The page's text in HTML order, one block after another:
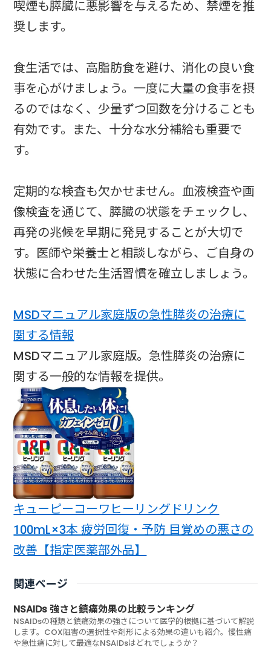
喫煙も膵臓に悪影響を与えるため、禁煙を推
奨します。
食生活では、高脂肪食を避け、消化の良い食
事を心がけましょう。一度に大量の食事を摂
るのではなく、少量ずつ回数を分けることも
有効です。また、十分な水分補給も重要で
す。
定期的な検査も欠かせません。血液検査や画
像検査を通じて、膵臓の状態をチェックし、
再発の兆候を早期に発見することが大切で
す。医師や栄養士と相談しながら、ご自身の
状態に合わせた生活習慣を確立しましょう。
MSDマニュアル家庭版の急性膵炎の治療に
関する情報
MSDマニュアル家庭版。急性膵炎の治療に
関する一般的な情報を提供。
キューピーコーワヒーリングドリンク
100mL×3本 疲労回復・予防 目覚めの悪さの
改善【指定医薬部外品】
関連ページ
NSAIDs 強さと鎮痛効果の比較ランキング
NSAIDsの種類と鎮痛効果の強さについて医学的根拠に基づいて解説
します。COX阻害の選択性や剤形による効果の違いも紹介。慢性痛
や急性痛に対して最適なNSAIDsはどれでしょうか？